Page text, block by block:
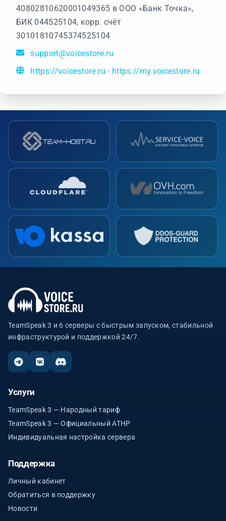
40802810620001049365 в ООО «Банк Точка»,
БИК 044525104, корр. счёт
30101810745374525104
support@voicestore.ru
https://voicestore.ru · https://my.voicestore.ru
TeamSpeak 3 и 6 серверы с быстрым запуском, стабильной
инфраструктурой и поддержкой 24/7.
Услуги
TeamSpeak 3 — Народный тариф
TeamSpeak 3 — Официальный ATHP
Индивидуальная настройка сервера
Поддержка
Личный кабинет
Обратиться в поддержку
Новости